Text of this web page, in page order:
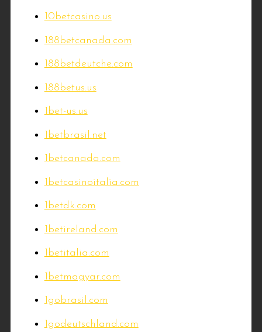
10betcasino.us
188betcanada.com
188betdeutche.com
188betus.us
1bet-us.us
1betbrasil.net
1betcanada.com
1betcasinoitalia.com
1betdk.com
1betireland.com
1betitalia.com
1betmagyar.com
1gobrasil.com
1godeutschland.com